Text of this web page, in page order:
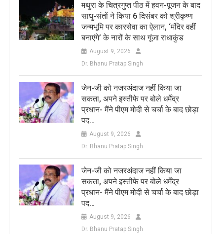
मथुरा के चित्रगुप्त पीठ में हवन-पूजन के बाद
साधु-संतों ने किया 6 दिसंबर को श्रीकृष्ण
जन्मभूमि पर कारसेवा का ऐलान, ‘मंदिर वहीं
बनाएंगे’ के नारों के साथ गूंजा राधाकुंड
August 9, 2026
Dr. Bhanu Pratap Singh
जेन-जी को नजरअंदाज नहीं किया जा
सकता, अपने इस्तीफे पर बोले धर्मेंद्र
प्रधान- मैंने पीएम मोदी से चर्चा के बाद छोड़ा
पद…
August 9, 2026
Dr. Bhanu Pratap Singh
जेन-जी को नजरअंदाज नहीं किया जा
सकता, अपने इस्तीफे पर बोले धर्मेंद्र
प्रधान- मैंने पीएम मोदी से चर्चा के बाद छोड़ा
पद…
August 9, 2026
Dr. Bhanu Pratap Singh